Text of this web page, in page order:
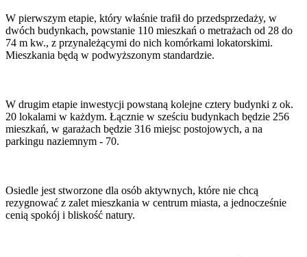
W pierwszym etapie, który właśnie trafił do przedsprzedaży, w
dwóch budynkach, powstanie 110 mieszkań o metrażach od 28 do
74 m kw., z przynależącymi do nich komórkami lokatorskimi.
Mieszkania będą w podwyższonym standardzie.
W drugim etapie inwestycji powstaną kolejne cztery budynki z ok.
20 lokalami w każdym. Łącznie w sześciu budynkach będzie 256
mieszkań, w garażach będzie 316 miejsc postojowych, a na
parkingu naziemnym - 70.
Osiedle jest stworzone dla osób aktywnych, które nie chcą
rezygnować z zalet mieszkania w centrum miasta, a jednocześnie
cenią spokój i bliskość natury.